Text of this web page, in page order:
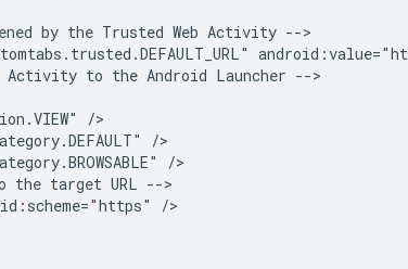
by the Trusted Web Activity
Activity to the Android Launcher
the target URL